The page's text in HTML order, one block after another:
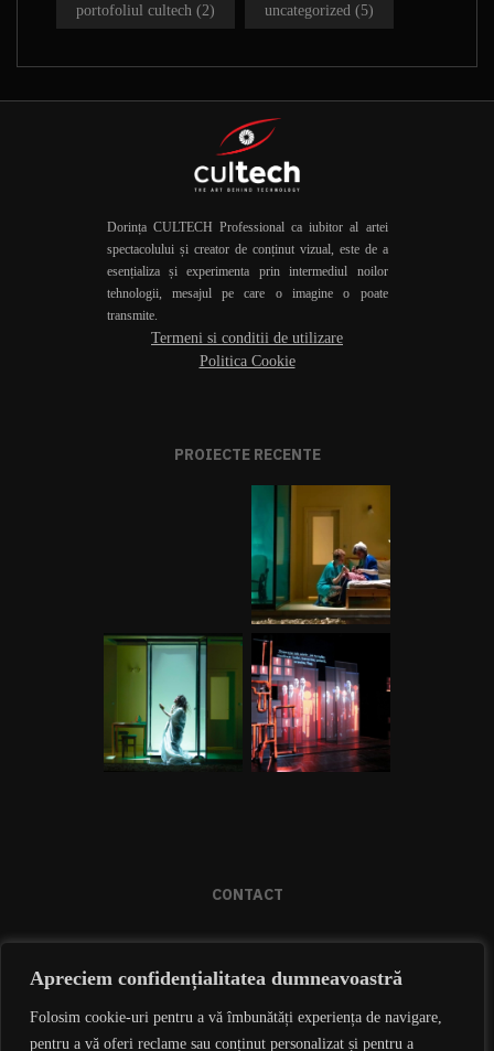
Apreciem confidențialitatea dumneavoastră
Folosim cookie-uri pentru a vă îmbunătăți experiența de navigare,
pentru a vă oferi reclame sau conținut personalizat și pentru a
portofoliul cultech (2) uncategorized (5)
Dorința CULTECH Professional ca iubitor al artei
spectacolului și creator de conținut vizual, este de a
esențializa și experimenta prin intermediul noilor
tehnologii, mesajul pe care o imagine o poate
transmite.
Termeni si conditii de utilizare
Politica Cookie
PROIECTE RECENTE
CONTACT
021.212.12.99 / 0726 733 002 OFFICE@CULTECH.RO
STR. LUCREȚIU PĂTRĂȘCANU NR. 16, SECTOR 3,